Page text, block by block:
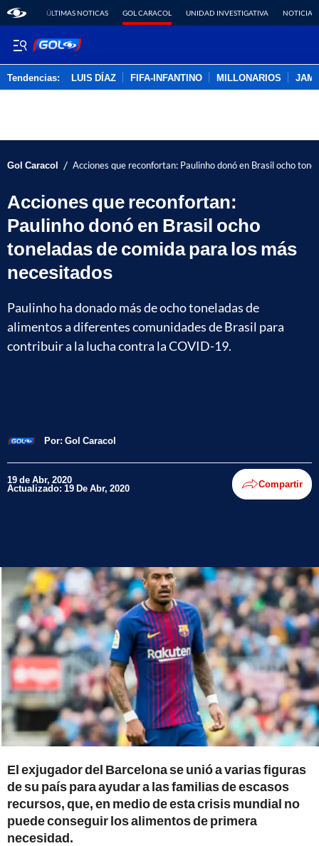
ÚLTIMAS NOTICAS GOL CARACOL UNIDAD INVESTIGATIVA NOTICIAS
Tendencias: LUIS DÍAZ FIFA-INFANTINO MILLONARIOS
Gol Caracol / Acciones que reconfortan: Paulinho donó en Brasil ocho
Acciones que reconfortan:
Paulinho donó en Brasil ocho
toneladas de comida para los más
necesitados
Paulinho ha donado más de ocho toneladas de
alimentos a diferentes comunidades de Brasil para
contribuir a la lucha contra la COVID-19.
Por: Gol Caracol
19 de Abr, 2020
Actualizado: 19 De Abr, 2020 Compartir
El exjugador del Barcelona se unió a varias figuras
de su país para ayudar a las familias de escasos
recursos, que, en medio de esta crisis mundial no
puede conseguir los alimentos de primera
necesidad.